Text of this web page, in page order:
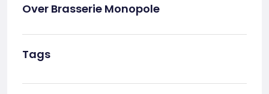
Over Brasserie Monopole
Tags